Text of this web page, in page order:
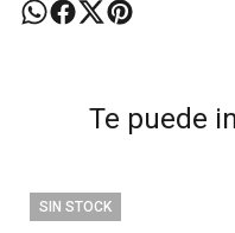
Te puede
SIN STOCK